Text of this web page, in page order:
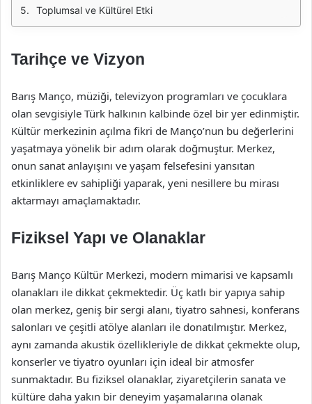
Toplumsal ve Kültürel Etki
Tarihçe ve Vizyon
Barış Manço, müziği, televizyon programları ve çocuklara
olan sevgisiyle Türk halkının kalbinde özel bir yer edinmiştir.
Kültür merkezinin açılma fikri de Manço’nun bu değerlerini
yaşatmaya yönelik bir adım olarak doğmuştur. Merkez,
onun sanat anlayışını ve yaşam felsefesini yansıtan
etkinliklere ev sahipliği yaparak, yeni nesillere bu mirası
aktarmayı amaçlamaktadır.
Fiziksel Yapı ve Olanaklar
Barış Manço Kültür Merkezi, modern mimarisi ve kapsamlı
olanakları ile dikkat çekmektedir. Üç katlı bir yapıya sahip
olan merkez, geniş bir sergi alanı, tiyatro sahnesi, konferans
salonları ve çeşitli atölye alanları ile donatılmıştır. Merkez,
aynı zamanda akustik özellikleriyle de dikkat çekmekte olup,
konserler ve tiyatro oyunları için ideal bir atmosfer
sunmaktadır. Bu fiziksel olanaklar, ziyaretçilerin sanata ve
kültüre daha yakın bir deneyim yaşamalarına olanak